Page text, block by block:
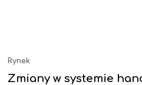
Rynek
Zmiany w systemie